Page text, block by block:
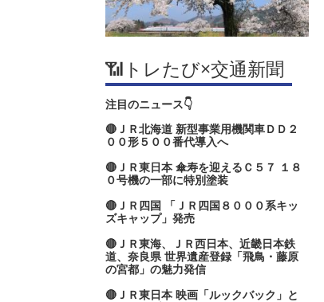
📶トレたび×交通新聞
注目のニュース👇
🔴ＪＲ北海道 新型事業用機関車ＤＤ２
００形５００番代導入へ
🔴ＪＲ東日本 傘寿を迎えるＣ５７ １８
０号機の一部に特別塗装
🔴ＪＲ四国 「ＪＲ四国８０００系キッ
ズキャップ」発売
🔴ＪＲ東海、ＪＲ西日本、近畿日本鉄
道、奈良県 世界遺産登録「飛鳥・藤原
の宮都」の魅力発信
🔴ＪＲ東日本 映画「ルックバック」と